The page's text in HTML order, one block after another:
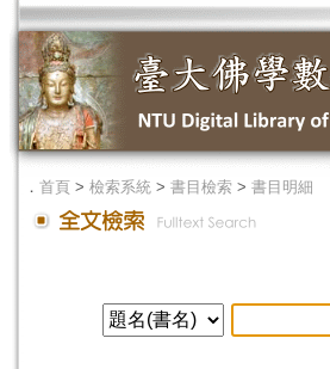
． 首頁 > 檢索系統 > 書目檢索 > 書目明細